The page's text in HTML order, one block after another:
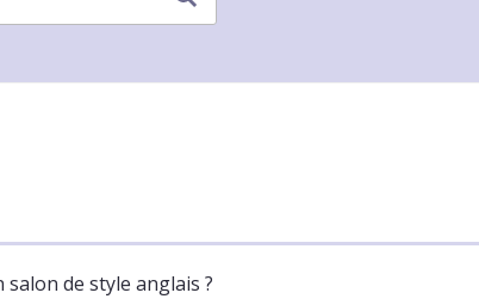
de style anglais ?